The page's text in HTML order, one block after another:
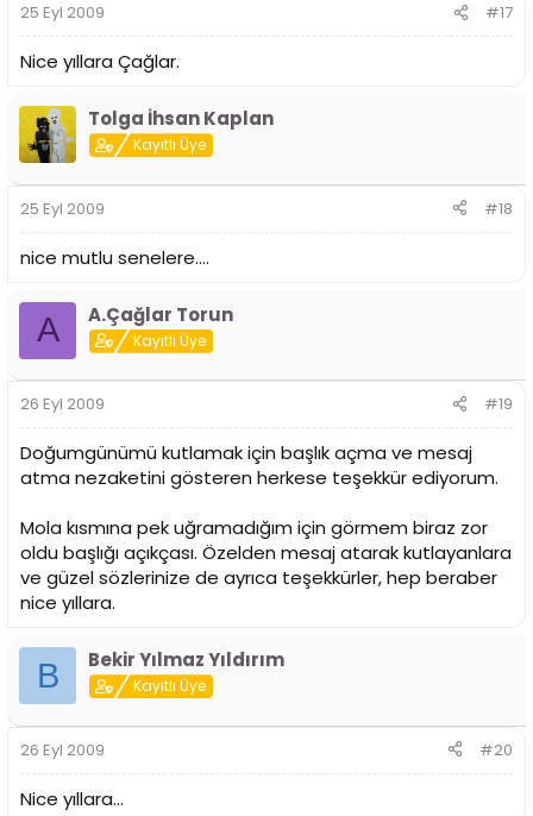
25 Eyl 2009 #17
Nice yıllara Çağlar.
Tolga İhsan Kaplan
Kayıtlı Üye
25 Eyl 2009 #18
nice mutlu senelere....
A A.Çağlar Torun
Kayıtlı Üye
26 Eyl 2009 #19
Doğumgünümü kutlamak için başlık açma ve mesaj
atma nezaketini gösteren herkese teşekkür ediyorum.
Mola kısmına pek uğramadığım için görmem biraz zor
oldu başlığı açıkçası. Özelden mesaj atarak kutlayanlara
ve güzel sözlerinize de ayrıca teşekkürler, hep beraber
nice yıllara.
B Bekir Yılmaz Yıldırım
Kayıtlı Üye
26 Eyl 2009 #20
Nice yıllara...